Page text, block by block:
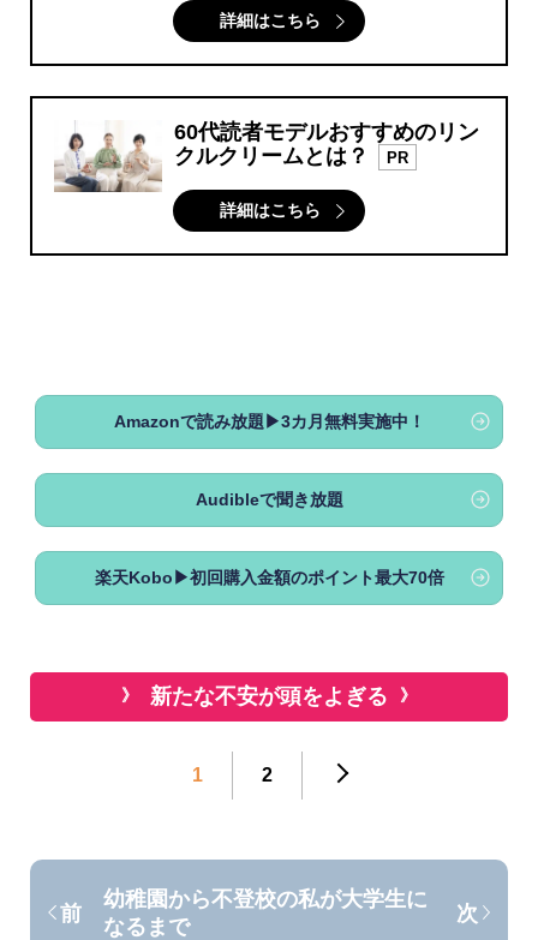
詳細はこちら
60代読者モデルおすすめのリン
クルクリームとは？
PR
詳細はこちら
Amazonで読み放題▶3カ月無料実施中！
Audibleで聞き放題
楽天Kobo▶初回購入金額のポイント最大70倍
新たな不安が頭をよぎる
1 2
前
幼稚園から不登校の私が大学生に
なるまで
次